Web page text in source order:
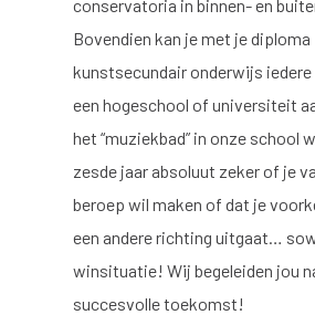
conservatoria in binnen- en
Bovendien kan je met je diploma
kunstsecundair onderwijs iedere
een hogeschool of universiteit
het “muziekbad” in onze school
zesde jaar absoluut zeker of je
beroep wil maken of dat je
een andere richting uitgaat…
winsituatie! Wij begeleiden jou
succesvolle toekomst!